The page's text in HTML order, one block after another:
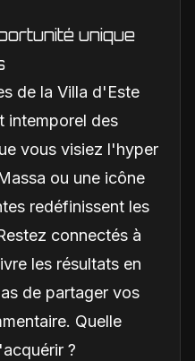
unique
de la Villa d'Este
intemporel des
vous visiez l'hyper
ou une icône
redéfinissent les
connectés à
les résultats en
de partager vos
Quelle
?